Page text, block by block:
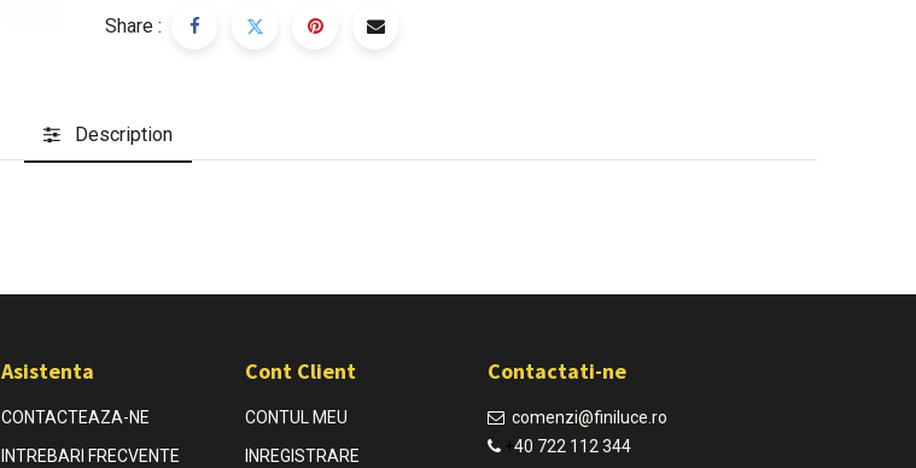
Share :
Description
Asistenta
CONTACTEAZA-NE
INTREBARI FRECVENTE
Cont Client
CONTUL MEU
INREGISTRARE
Contactati-ne
comenzi@finiluce.ro​
+40 722 112 344